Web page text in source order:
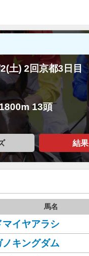
土) 2回京都3日目
13頭
結果
馬名
マイヤアラシ
ノキングダム